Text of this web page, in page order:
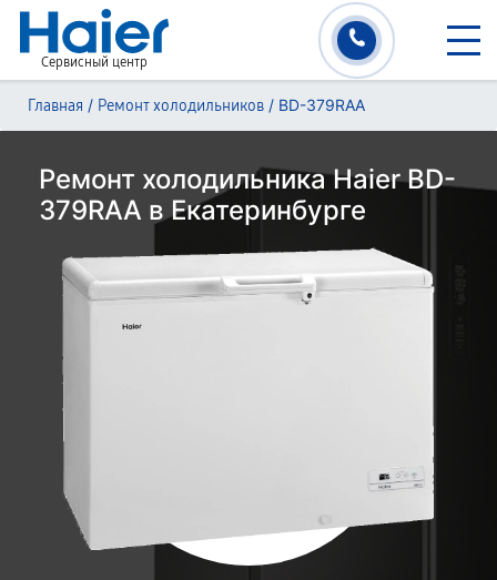
Сервисный центр
Главная / Ремонт холодильников / BD-379RAA
Ремонт холодильника Haier BD-
379RAA в Екатеринбурге